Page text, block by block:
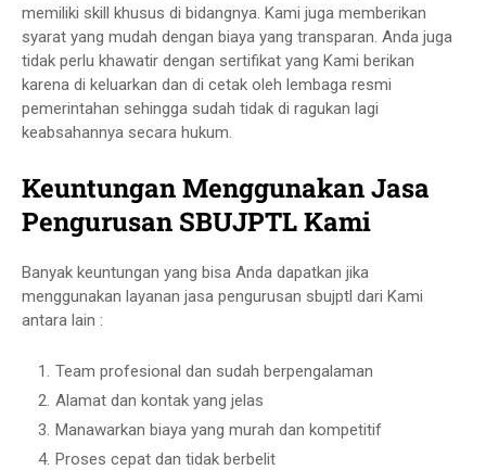
memiliki skill khusus di bidangnya. Kami juga memberikan
syarat yang mudah dengan biaya yang transparan. Anda juga
tidak perlu khawatir dengan sertifikat yang Kami berikan
karena di keluarkan dan di cetak oleh lembaga resmi
pemerintahan sehingga sudah tidak di ragukan lagi
keabsahannya secara hukum.
Keuntungan Menggunakan Jasa
Pengurusan SBUJPTL Kami
Banyak keuntungan yang bisa Anda dapatkan jika
menggunakan layanan jasa pengurusan sbujptl dari Kami
antara lain :
Team profesional dan sudah berpengalaman
Alamat dan kontak yang jelas
Manawarkan biaya yang murah dan kompetitif
Proses cepat dan tidak berbelit